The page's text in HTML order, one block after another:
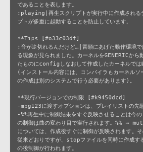
であることを表します。
:playing|再生スクリプトが実行中に作成される
プトが多重に起動することを防止しています。
**Tips [#o33c03df]
:音が途切れるんだけど…|冒頭にあげた動作環境
る現象が見られました。カーネルをGENERICから
たものにconfigしなおして作成したカーネルでは
(インストール内容には、コンパイラもカーネルソ
の作成は別のシステムで行う必要があります)。
**現行バージョンでの制限 [#k9450dcd]
-mpg123に渡すオプションは、プレイリストの先
-%%再生中に制御結果をすぐ反映させることは今
の制御は曲の変わり目で実行されます。%%
については、作成後すぐに制御が反映されます。
従来どおりですが、stopファイルを同時に作成す
の後制御が行われます。